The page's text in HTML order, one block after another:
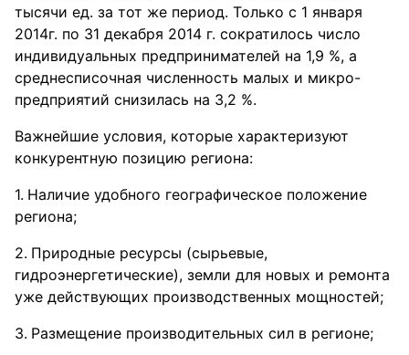
тысячи ед. за тот же период. Только с 1 января
2014г. по 31 декабря 2014 г. сократилось число
индивидуальных предпринимателей на 1,9 %, а
среднесписочная численность малых и микро-
предприятий снизилась на 3,2 %.
Важнейшие условия, которые характеризуют
конкурентную позицию региона:
Наличие удобного географическое положение
региона;
Природные ресурсы (сырьевые,
гидроэнергетические), земли для новых и ремонта
уже действующих производственных мощностей;
Размещение производительных сил в регионе;